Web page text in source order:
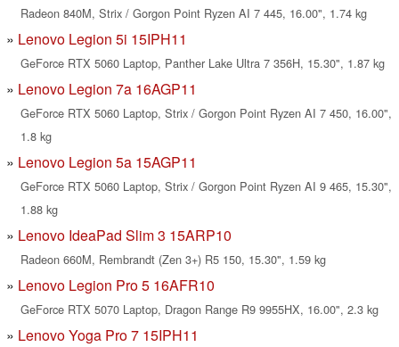
Radeon 840M, Strix / Gorgon Point Ryzen AI 7 445, 16.00", 1.74 kg
Lenovo Legion 5i 15IPH11
GeForce RTX 5060 Laptop, Panther Lake Ultra 7 356H, 15.30", 1.87 kg
Lenovo Legion 7a 16AGP11
GeForce RTX 5060 Laptop, Strix / Gorgon Point Ryzen AI 7 450, 16.00",
1.8 kg
Lenovo Legion 5a 15AGP11
GeForce RTX 5060 Laptop, Strix / Gorgon Point Ryzen AI 9 465, 15.30",
1.88 kg
Lenovo IdeaPad Slim 3 15ARP10
Radeon 660M, Rembrandt (Zen 3+) R5 150, 15.30", 1.59 kg
Lenovo Legion Pro 5 16AFR10
GeForce RTX 5070 Laptop, Dragon Range R9 9955HX, 16.00", 2.3 kg
Lenovo Yoga Pro 7 15IPH11